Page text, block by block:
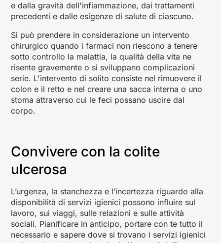
e dalla gravità dell'infiammazione, dai trattamenti
precedenti e dalle esigenze di salute di ciascuno.
Si può prendere in considerazione un intervento
chirurgico quando i farmaci non riescono a tenere
sotto controllo la malattia, la qualità della vita ne
risente gravemente o si sviluppano complicazioni
serie. L'intervento di solito consiste nel rimuovere il
colon e il retto e nel creare una sacca interna o uno
stoma attraverso cui le feci possano uscire dal
corpo.
Convivere con la colite
ulcerosa
L’urgenza, la stanchezza e l’incertezza riguardo alla
disponibilità di servizi igienici possono influire sul
lavoro, sui viaggi, sulle relazioni e sulle attività
sociali. Pianificare in anticipo, portare con te tutto il
necessario e sapere dove si trovano i servizi igienici